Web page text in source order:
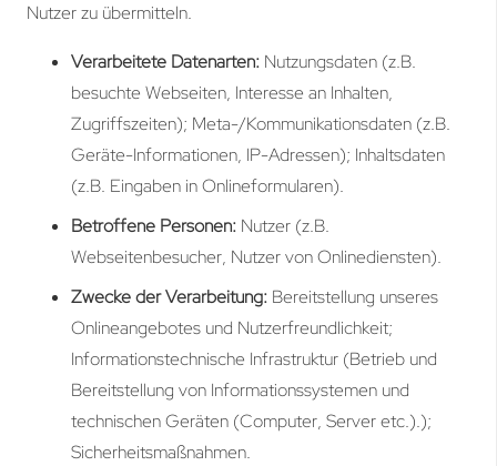
Nutzer zu übermitteln.
Verarbeitete Datenarten: Nutzungsdaten (z.B.
besuchte Webseiten, Interesse an Inhalten,
Zugriffszeiten); Meta-/Kommunikationsdaten (z.B.
Geräte-Informationen, IP-Adressen); Inhaltsdaten
(z.B. Eingaben in Onlineformularen).
Betroffene Personen: Nutzer (z.B.
Webseitenbesucher, Nutzer von Onlinediensten).
Zwecke der Verarbeitung: Bereitstellung unseres
Onlineangebotes und Nutzerfreundlichkeit;
Informationstechnische Infrastruktur (Betrieb und
Bereitstellung von Informationssystemen und
technischen Geräten (Computer, Server etc.).);
Sicherheitsmaßnahmen.